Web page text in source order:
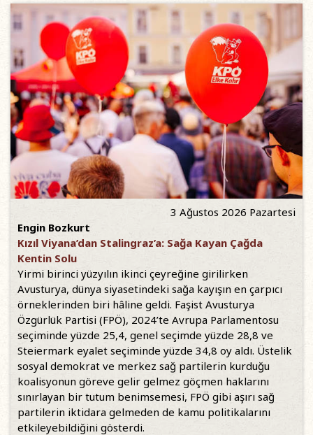
3 Ağustos 2026 Pazartesi
Engin Bozkurt
Kızıl Viyana’dan Stalingraz’a: Sağa Kayan Çağda
Kentin Solu
Yirmi birinci yüzyılın ikinci çeyreğine girilirken
Avusturya, dünya siyasetindeki sağa kayışın en çarpıcı
örneklerinden biri hâline geldi. Faşist Avusturya
Özgürlük Partisi (FPÖ), 2024’te Avrupa Parlamentosu
seçiminde yüzde 25,4, genel seçimde yüzde 28,8 ve
Steiermark eyalet seçiminde yüzde 34,8 oy aldı. Üstelik
sosyal demokrat ve merkez sağ partilerin kurduğu
koalisyonun göreve gelir gelmez göçmen haklarını
sınırlayan bir tutum benimsemesi, FPÖ gibi aşırı sağ
partilerin iktidara gelmeden de kamu politikalarını
etkileyebildiğini gösterdi.